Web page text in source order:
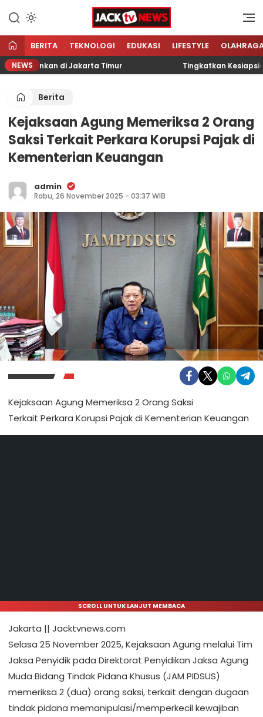
konten
Jacktvnews.com
Sumber Referensi Terpercaya
BERITA TEKNOLOGI EDUKASI LIFESTYLE
NEWS di Jakarta Timur Tingkatkan
Berita
Kejaksaan Agung Memeriksa 2 Orang
Saksi Terkait Perkara Korupsi Pajak di
Kementerian Keuangan
admin
Rabu, 26 November 2025 - 03:37 WIB
Kejaksaan Agung Memeriksa 2 Orang Saksi
Terkait Perkara Korupsi Pajak di Kementerian Keuangan
SCROLL UNTUK LANJUT MEMBACA
Jakarta || Jacktvnews.com
Selasa 25 November 2025, Kejaksaan Agung melalui Tim
Jaksa Penyidik pada Direktorat Penyidikan Jaksa Agung
Muda Bidang Tindak Pidana Khusus (JAM PIDSUS)
memeriksa 2 (dua) orang saksi, terkait dengan dugaan
tindak pidana memanipulasi/memperkecil kewajiban